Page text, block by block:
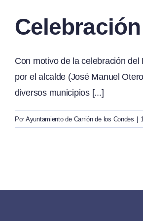
Con motivo de la celebración
por el alcalde (José Manuel
diversos municipios [...]
Por Ayuntamiento de Carrión de los Condes